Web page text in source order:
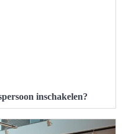
inschakelen?